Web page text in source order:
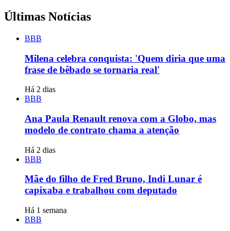
Últimas Notícias
BBB
Milena celebra conquista: 'Quem diria que uma
frase de bêbado se tornaria real'
Há 2 dias
BBB
Ana Paula Renault renova com a Globo, mas
modelo de contrato chama a atenção
Há 2 dias
BBB
Mãe do filho de Fred Bruno, Indi Lunar é
capixaba e trabalhou com deputado
Há 1 semana
BBB